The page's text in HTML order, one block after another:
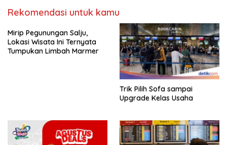
Rekomendasi untuk kamu
Mirip Pegunungan Salju,
Lokasi Wisata Ini Ternyata
Tumpukan Limbah Marmer
Trik Pilih Sofa sampai
Upgrade Kelas Usaha